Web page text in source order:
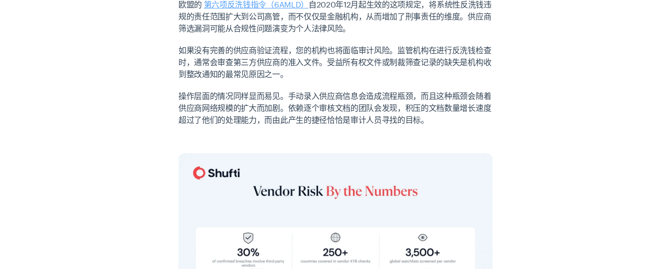
欧盟的 第六项反洗钱指令（6AMLD）
自2020年12月起生效的这项规定，将系统性反洗钱违
规的责任范围扩大到公司高管，而不仅仅是金融机构，从而增加了刑事责任的维度。供应商
筛选漏洞可能从合规性问题演变为个人法律风险。
如果没有完善的供应商验证流程，您的机构也将面临审计风险。监管机构在进行反洗钱检查
时，通常会审查第三方供应商的准入文件。受益所有权文件或制裁筛查记录的缺失是机构收
到整改通知的最常见原因之一。
操作层面的情况同样显而易见。手动录入供应商信息会造成流程瓶颈，而且这种瓶颈会随着
供应商网络规模的扩大而加剧。依赖逐个审核文档的团队会发现，积压的文档数量增长速度
超过了他们的处理能力，而由此产生的捷径恰恰是审计人员寻找的目标。